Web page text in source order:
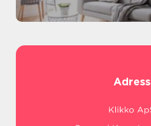
Adress